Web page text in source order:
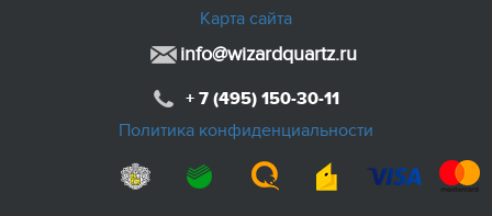
Карта сайта
info@wizardquartz.ru
+ 7 (495) 150-30-11
Политика конфиденциальности